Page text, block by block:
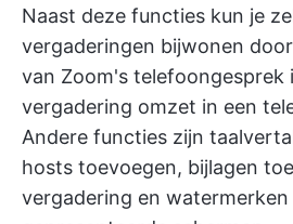
Naast deze functies kun je
vergaderingen bijwonen
van Zoom's telefoongesprek
vergadering omzet in een
Andere functies zijn
hosts toevoegen, bijlagen
vergadering en